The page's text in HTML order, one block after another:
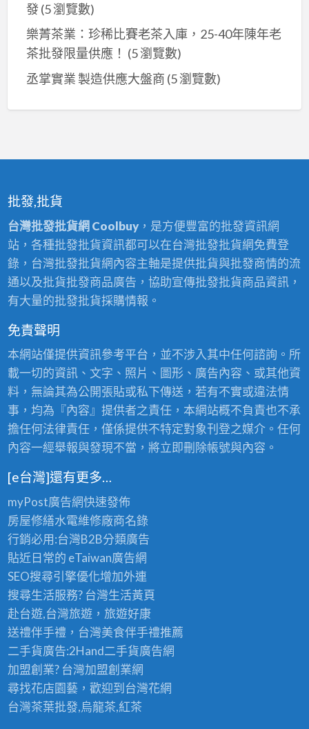
發(5 瀏覽數)
樂菁茶業：珍稀比賽老茶入庫，25-40年陳年老
茶批發限量供應！ (5 瀏覽數)
丞掌實業 製造供應大盤商 (5 瀏覽數)
批發,批貨
台灣批發批貨網 Coolbuy，是方便豐富的批發資訊網
站，各種批發批貨資訊都可以在台灣批發批貨網免費登
錄，台灣批發批貨網內容主軸是提供批貨與批發商情的流
通以及批貨批發商品廣告，協助宣傳批發批貨商品資訊，
有大量的批發批貨採購情報。
免責聲明
本網站僅提供資訊參考平台，並不涉入其中任何諮詢。所
載一切的資訊、文字、照片、圖形、廣告內容、或其他資
料，無論其為公開張貼或私下傳送，若有不實或違法情
事，均為『內容』提供者之責任，本網站概不負責也不承
擔任何法律責任，僅係提供不特定對象刊登之媒介。任何
內容一經舉報與發現不當，將立即刪除帳號與內容。
[e台灣]還有更多…
myPost廣告網快速發佈
房屋修繕水電維修廠商名錄
行銷必用:台灣B2B分類廣告
貼近日常的 eTaiwan廣告網
SEO搜尋引擎優化增加外連
搜尋生活服務? 台灣生活黃頁
赴台遊,台灣旅遊，旅遊好康
送禮伴手禮，台灣美食伴手禮推薦
二手貨廣告:2Hand二手貨廣告網
加盟創業? 台灣加盟創業網
尋找花店園藝，歡迎到台灣花網
台灣茶葉批發,烏龍茶,紅茶